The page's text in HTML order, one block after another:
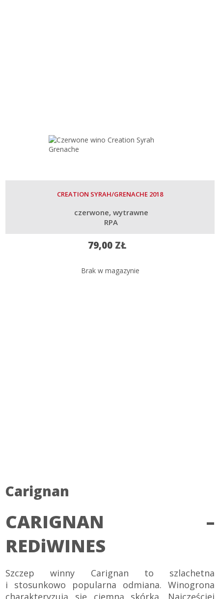
CREATION SYRAH/GRENACHE 2018
czerwone wytrawne
RPA
79,00 ZŁ
Brak w magazynie
Carignan
CARIGNAN –
REDiWINES
Szczep winny Carignan to szlachetna
i stosunkowo popularna odmiana. Winogrona
charakteryzują się ciemną skórką. Najczęściej